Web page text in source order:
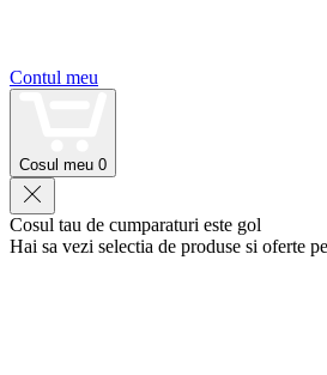
Contul meu
Cosul meu 0
Cosul tau de cumparaturi este gol
Hai sa vezi selectia de produse si oferte